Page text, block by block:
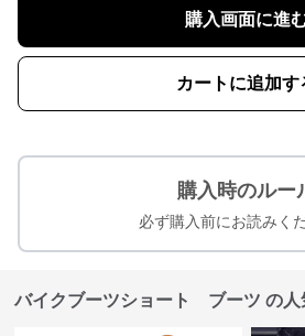
購入画面に進
カートに追加す
購入時のルー
必ず購入前にお読みく
バイクブーツショート ブーツ の人